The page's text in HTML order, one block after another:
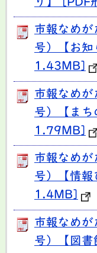
り】 [PDF
市報なめ
号）【お知
1.43MB]
市報なめ
号）【ま
1.79MB]
市報なめ
号）【情報
1.4MB]
市報なめ
号）【図